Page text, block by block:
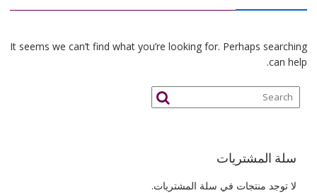
It seems we can’t find what you’re looking for. Perhaps searching
can help.
سلة المشتريات
لا توجد منتجات في سلة المشتريات.